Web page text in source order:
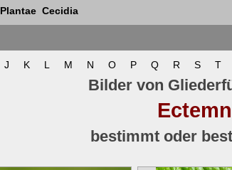
Plantae Cecidia
J K L M N O P Q R S T
Bilder von
bestimmt oder